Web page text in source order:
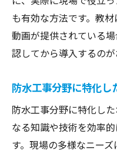
も有効な方法です。教
動画が提供されている
認してから導入するのが
防水工事分野に特化し
防水工事分野に特化し
なる知識や技術を効率
す。現場の多様なニー